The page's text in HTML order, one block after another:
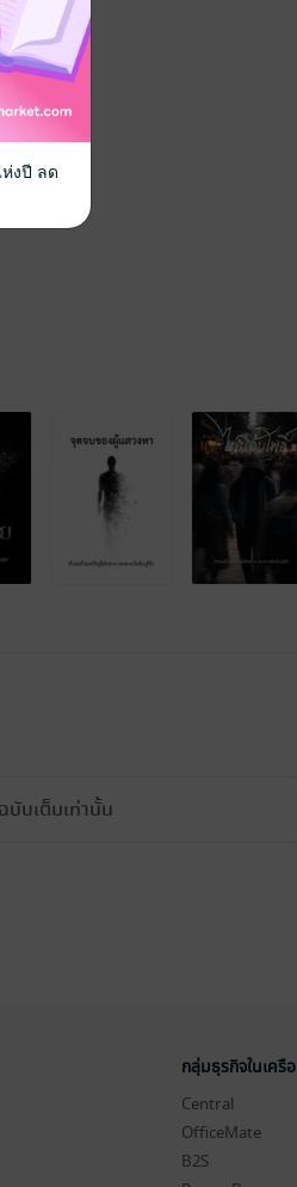
บเต็มเท่านั้น
กลุ่มธุรกิจในเครือ
Central
OfficeMate
B2S
งปี ลด